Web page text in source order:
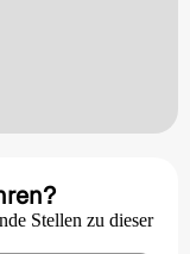
Stellen zu dieser